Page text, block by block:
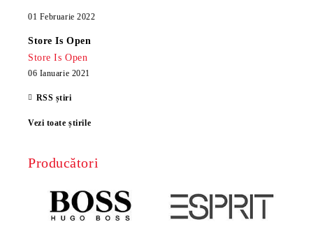
01 Februarie 2022
Store Is Open
Store Is Open
06 Ianuarie 2021
RSS știri
Vezi toate știrile
Producători